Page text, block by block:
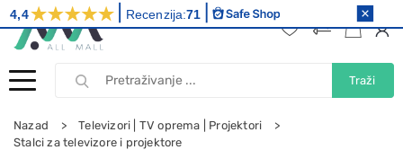
Traži
Nazad
Televizori | TV oprema | Projektori
Stalci za televizore i projektore
4,4 Recenzija:71